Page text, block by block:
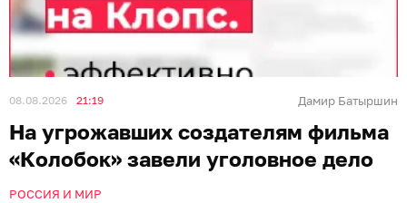
08.08.2026 21:19 Дамир Батыршин
На угрожавших создателям фильма
«Колобок» завели уголовное дело
РОССИЯ И МИР